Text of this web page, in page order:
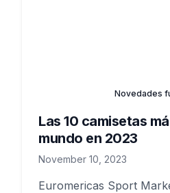
Novedades
Las 10 camisetas
mundo en 2023
November 10, 2023
Euromericas Sport